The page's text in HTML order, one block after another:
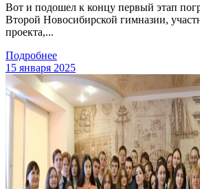
Вот и подошел к концу первый этап
Второй Новосибирской гимназии,
проекта,...
Подробнее
15 января 2025